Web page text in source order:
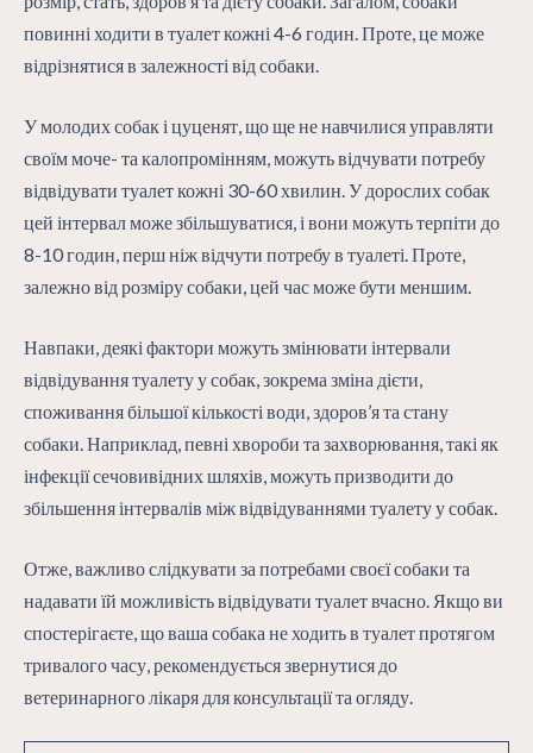
повинні ходити в туалет кожні 4-6 годин. Проте, це може
відрізнятися в залежності від собаки.
У молодих собак і цуценят, що ще не навчилися управляти
своїм моче- та калопромінням, можуть відчувати потребу
відвідувати туалет кожні 30-60 хвилин. У дорослих собак
цей інтервал може збільшуватися, і вони можуть терпіти до
8-10 годин, перш ніж відчути потребу в туалеті. Проте,
залежно від розміру собаки, цей час може бути меншим.
Навпаки, деякі фактори можуть змінювати інтервали
відвідування туалету у собак, зокрема зміна дієти,
споживання більшої кількості води, здоров’я та стану
собаки. Наприклад, певні хвороби та захворювання, такі як
інфекції сечовивідних шляхів, можуть призводити до
збільшення інтервалів між відвідуваннями туалету у собак.
Отже, важливо слідкувати за потребами своєї собаки та
надавати їй можливість відвідувати туалет вчасно. Якщо ви
спостерігаєте, що ваша собака не ходить в туалет протягом
тривалого часу, рекомендується звернутися до
ветеринарного лікаря для консультації та огляду.